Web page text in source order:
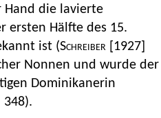
Hand die lavierte
ersten Hälfte des 15.
ist (Schreiber[1927]
Nonnen und wurde der
Dominikanerin
348).